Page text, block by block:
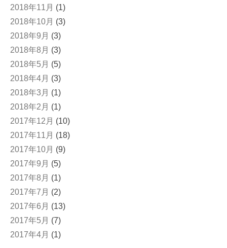
2018年11月 (1)
2018年10月 (3)
2018年9月 (3)
2018年8月 (3)
2018年5月 (5)
2018年4月 (3)
2018年3月 (1)
2018年2月 (1)
2017年12月 (10)
2017年11月 (18)
2017年10月 (9)
2017年9月 (5)
2017年8月 (1)
2017年7月 (2)
2017年6月 (13)
2017年5月 (7)
2017年4月 (1)